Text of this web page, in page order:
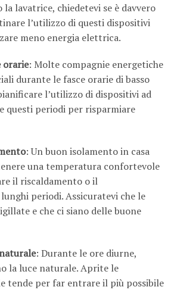
lavatrice, chiedetevi se è davvero
l’utilizzo di questi dispositivi
meno energia elettrica.
orarie: Molte compagnie energetiche
durante le fasce orarie di basso
l’utilizzo di dispositivi ad
questi periodi per risparmiare
: Un buon isolamento in casa
una temperatura confortevole
il riscaldamento o il
periodi. Assicuratevi che le
e che ci siano delle buone
: Durante le ore diurne,
la luce naturale. Aprite le
tende per far entrare il più possibile